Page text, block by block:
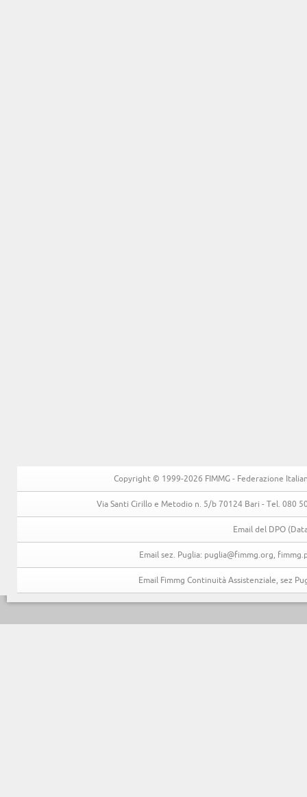
Copyright © 1999-2026 FIMMG - Federazione
Via Santi Cirillo e Metodio n. 5/b 70124 Bari - Tel. 080
Email del DPO
Email sez. Puglia: puglia@fimmg.org,
Email Fimmg Continuità Assistenziale, sez